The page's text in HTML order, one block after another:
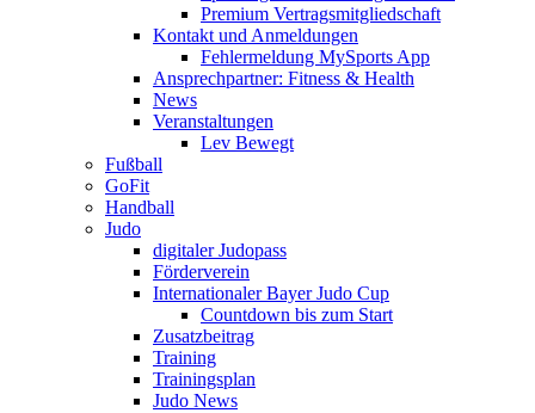
Premium Vertragsmitgliedschaft
Kontakt und Anmeldungen
Fehlermeldung MySports App
Ansprechpartner: Fitness & Health
News
Veranstaltungen
Lev Bewegt
Fußball
GoFit
Handball
Judo
digitaler Judopass
Förderverein
Internationaler Bayer Judo Cup
Countdown bis zum Start
Zusatzbeitrag
Training
Trainingsplan
Judo News